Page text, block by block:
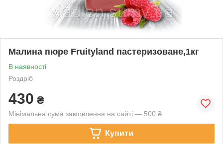
Малина пюре Fruityland пастеризоване,1кг
В наявності
Роздріб
430 ₴
Мінімальна сума замовлення на сайті — 500 ₴
Купити